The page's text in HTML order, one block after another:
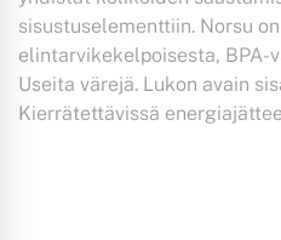
sisustuselementtiin. Norsu
elintarvikekelpoisesta, BPA-
Useita värejä. Lukon avain
Kierrätettävissä